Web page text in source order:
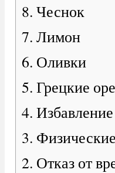
8. Чеснок
7. Лимон
6. Оливки
5. Грецкие
4.
3.
2. Отказ от